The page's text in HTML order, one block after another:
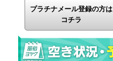
プラチナメール登録の方は
コチラ